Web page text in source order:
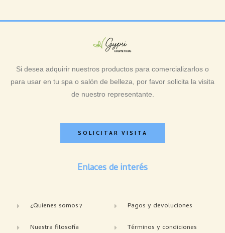
Si desea adquirir nuestros productos para comercializarlos o
para usar en tu spa o salón de belleza, por favor solicita la visita
de nuestro representante.
SOLICITAR VISITA
Enlaces de interés
¿Quienes somos?
Nuestra filosofía
Pagos y devoluciones
Términos y condiciones